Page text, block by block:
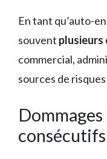
En tant qu’auto-
souvent
commercial,
sources de risques
consécutifs